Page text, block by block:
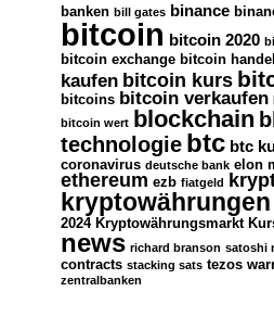
banken bill gates binance
bitcoin bitcoin 2020
bitcoin exchange bitcoin
kaufen bitcoin kurs
bitcoins bitcoin verkaufen
bitcoin wert blockchain
technologie btc btc
coronavirus deutsche bank elon
ethereum ezb fiatgeld
kryptowährungen
2024 Kryptowährungsmarkt
news richard branson satoshi
contracts stacking sats tezos
zentralbanken